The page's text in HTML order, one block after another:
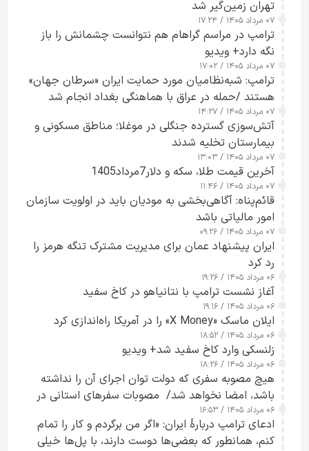
تهران زمین‌گیر شد
۰۷ مرداد ۱۴۰۵ / ۱۷:۲۴
ترامپ در مراسم گراهام هم نتوانست چشمانش را باز
نگه دارد+ ویدیو
۰۷ مرداد ۱۴۰۵ / ۱۷:۰۲
ترامپ: شبه‌نظامیان مورد حمایت ایران «سرطان جهان»
هستند /حمله در عراق با هماهنگی بغداد انجام شد
۰۷ مرداد ۱۴۰۵ / ۱۴:۲۷
آتش‌سوزی گسترده جنگلی در موغلا؛ مناطق مسکونی و
بیمارستان تخلیه شدند
۰۷ مرداد ۱۴۰۵ / ۱۳:۰۳
آخرین قیمت طلا، سکه و دلار7مرداد1405
۰۷ مرداد ۱۴۰۵ / ۱۱:۴۶
قائم‌پناه: آگاهی‌بخشی به مودیان باید در اولویت سازمان
امور مالیاتی باشد
۰۷ مرداد ۱۴۰۵ / ۰۹:۲۶
ایران پیشنهاد عمان برای مدیریت مشترک تنگه هرمز را
رد کرد
۰۶ مرداد ۱۴۰۵ / ۱۹:۲۶
آغاز نشست ترامپ با نتانیاهو در کاخ سفید
۰۶ مرداد ۱۴۰۵ / ۱۹:۱۶
ایلان ماسک «X Money» را در آمریکا راه‌اندازی کرد
۰۶ مرداد ۱۴۰۵ / ۱۸:۵۲
زلنسکی وارد کاخ سفید شد+ ویدیو
۰۶ مرداد ۱۴۰۵ / ۱۸:۲۶
هیچ مصوبه سفری که دولت توان اجرای آن را نداشته
باشد، امضا نخواهد شد/ مصوبات سفرهای استانی در
چارچوب قانون بودجه است+ عکس
۰۶ مرداد ۱۴۰۵ / ۱۶:۵۳
ادعای ترامپ دربارهٔ ایران: «اگر من برگردم و کار را تمام
کنم، همانطور که بعضی‌ها دوست دارند، با پل‌ها خیلی